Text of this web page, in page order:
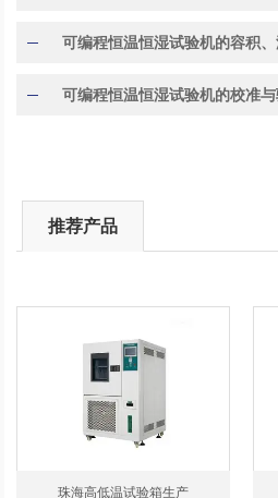
推荐产品
珠海高低温试验箱生产